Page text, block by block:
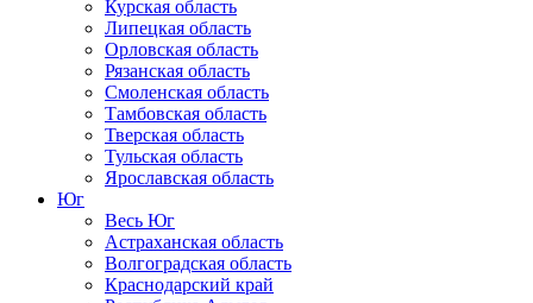
Курская область
Липецкая область
Орловская область
Рязанская область
Смоленская область
Тамбовская область
Тверская область
Тульская область
Ярославская область
Юг
Весь Юг
Астраханская область
Волгоградская область
Краснодарский край